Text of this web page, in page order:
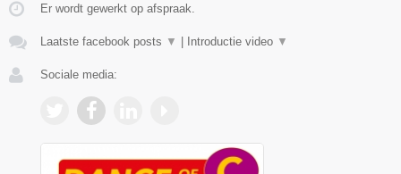
Er wordt gewerkt op afspraak.
Laatste facebook posts ▼ | Introductie video ▼
Sociale media: